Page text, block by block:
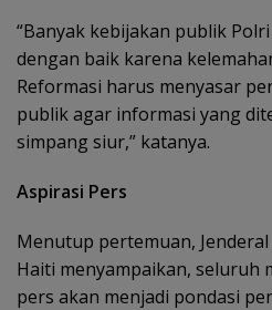
“Banyak kebijakan publik
dengan baik karena
Reformasi harus menyasar
publik agar informasi yang
simpang siur,” katanya.
Aspirasi Pers
Menutup pertemuan,
Haiti menyampaikan, seluruh
pers akan menjadi pondasi